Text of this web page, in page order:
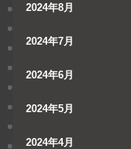
2024年8月
2024年7月
2024年6月
2024年5月
2024年4月